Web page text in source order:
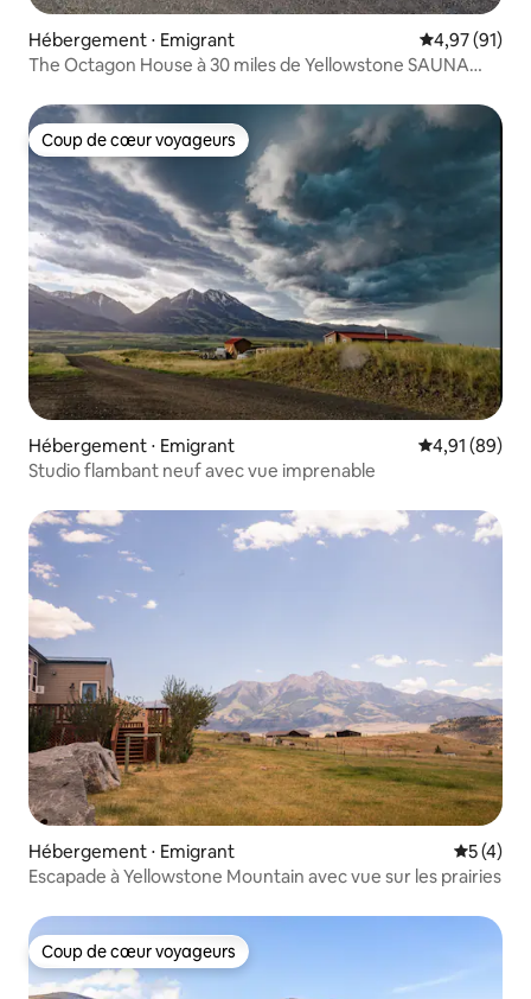
Hébergement ⋅ Emigrant Évaluation
4,97 (91)
The Octagon House à 30 miles de Yellowstone SAUNA
Coup de cœur voyageurs
Coup de cœur voyageurs
Hébergement ⋅ Emigrant Évaluation
4,91 (89)
Studio flambant neuf avec vue imprenable
Hébergement ⋅ Emigrant
5 (4)
Escapade à Yellowstone Mountain avec vue sur les prairies
Coup de cœur voyageurs
Coup de cœur voyageurs